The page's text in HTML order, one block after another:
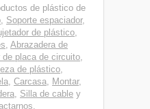
de plástico de
, Soporte espaciador,
de plástico,
, Abrazadera de
de placa de circuito,
de plástico,
, Carcasa, Montar,
, Silla de cable y
.